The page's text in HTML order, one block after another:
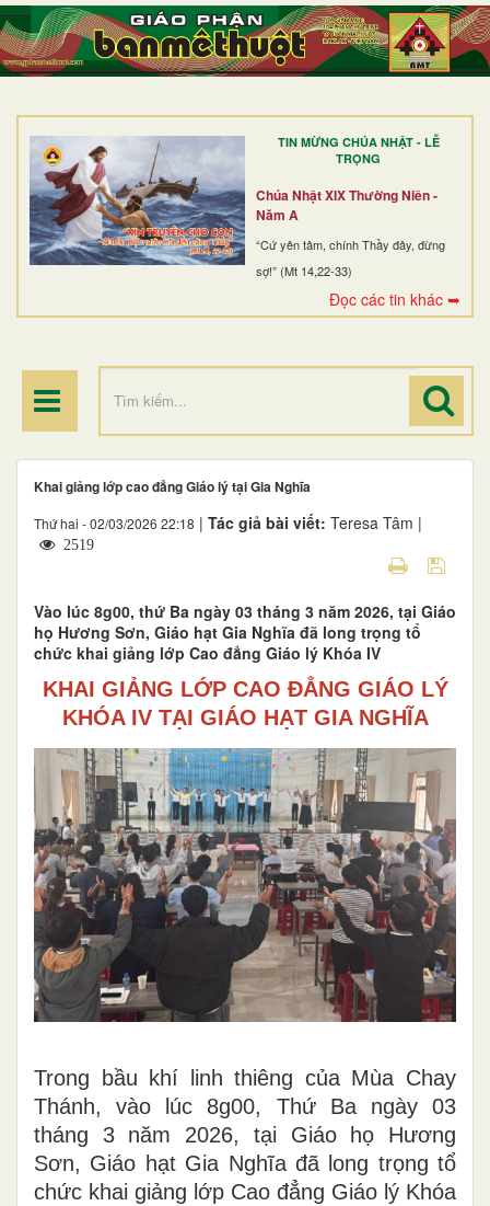
TIN MỪNG CHÚA NHẬT - LỄ
TRỌNG
Chúa Nhật XIX Thường Niên -
Năm A
“Cứ yên tâm, chính Thầy đây, đừng
sợ!” (Mt 14,22-33)
Đọc các tin khác ➥
TRANG NHẤT
GIỚI THIỆU
DÒNG TU
BAN MỤC VỤ
ĐOÀN THỂ CG
ĐIỂM HÀNH HƯƠNG
Khai giảng lớp cao đẳng Giáo lý tại Gia Nghĩa
Thứ hai - 02/03/2026 22:18 | Tác giả bài viết: Teresa Tâm |
2519
Vào lúc 8g00, thứ Ba ngày 03 tháng 3 năm 2026, tại Giáo
họ Hương Sơn, Giáo hạt Gia Nghĩa đã long trọng tổ
chức khai giảng lớp Cao đẳng Giáo lý Khóa IV
KHAI GIẢNG LỚP CAO ĐẲNG GIÁO LÝ
KHÓA IV TẠI GIÁO HẠT GIA NGHĨA
Trong bầu khí linh thiêng của Mùa Chay
Thánh, vào lúc 8g00, Thứ Ba ngày 03
tháng 3 năm 2026, tại Giáo họ Hương
Sơn, Giáo hạt Gia Nghĩa đã long trọng tổ
chức khai giảng lớp Cao đẳng Giáo lý Khóa